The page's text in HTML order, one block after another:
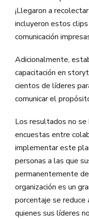
¡Llegaron a
incluyeron estos
comunicación
Adicionalmente,
capacitación en
cientos de líderes
comunicar el
Los resultados no se
encuestas entre
implementar este
personas a las que
permanentemente
organización es un
porcentaje se
quienes sus líderes